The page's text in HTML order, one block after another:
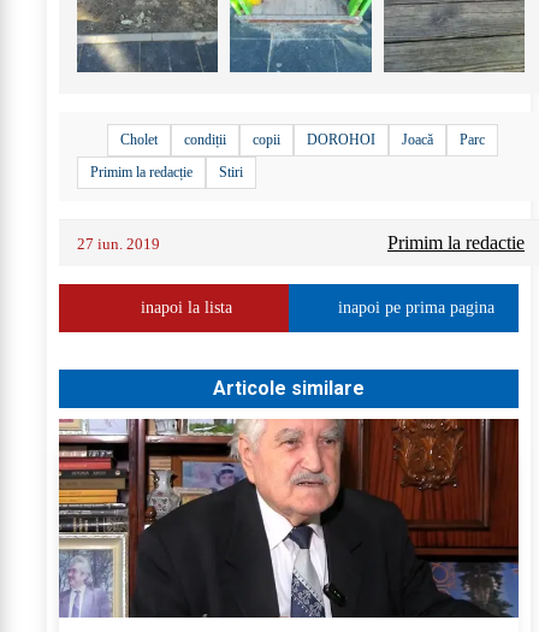
Cholet condiții copii DOROHOI Joacă
Parc
Primim la redacție
Stiri
27 iun. 2019 Primim la redactie
inapoi la lista inapoi pe prima pagina
Articole similare